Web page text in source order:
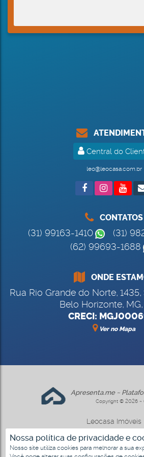
Nossa política de privacidade e
Nosso site utiliza cookies para melhorar a sua
Central do
leo@leocasa.com.br
CONTATOS
(31) 99163-1410
(31)
(62) 99693-1688
ONDE
Rua Rio Grande do Norte, 1435,
Belo Horizonte, MG,
CRECI:
Ver no Mapa
Apresenta.me ~
Copyright © 2026
Leocasa Imóveis